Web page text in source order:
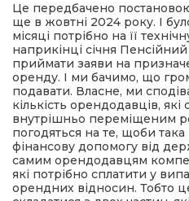
Це передбачено
ще в жовтні 2024 року. І
місяці потрібно на її
наприкінці січня
приймати заяви на
оренду. І ми бачимо, що
подавати. Власне, ми
кількість орендодавців,
внутрішньо переміщеним
погодяться на те, щоби
фінансову допомогу від
самим орендодавцям
які потрібно сплатити у
орендних відносин. Тобто